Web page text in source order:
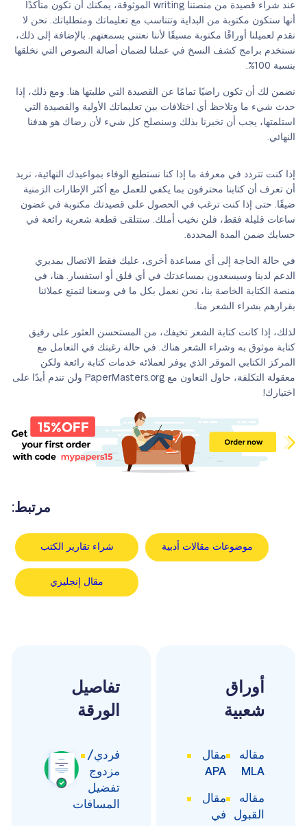
عند شراء قصيدة من منصتنا writing الموثوقة، يمكنك أن تكون متأكدًا
أنها ستكون مكتوبة من البداية وتتناسب مع تعليماتك ومتطلباتك. نحن لا
نقدم لعميلنا أوراقًا مكتوبة مسبقًا لأننا نعتني بسمعتهم. بالإضافة إلى ذلك،
نستخدم برامج كشف النسخ في عملنا لضمان أصالة النصوص التي نخلقها
بنسبة 100%.
نضمن لك أن تكون راضيًا تمامًا عن القصيدة التي طلبتها هنا. ومع ذلك، إذا
حدث شيء ما وتلاحظ أي اختلافات بين تعليماتك الأولية والقصيدة التي
استلمتها، يجب أن تخبرنا بذلك وسنصلح كل شيء لأن رضاك هو هدفنا
النهائي.
إذا كنت تتردد في معرفة ما إذا كنا نستطيع الوفاء بمواعيدك النهائية، نريد
أن تعرف أن كتابنا محترفون بما يكفي للعمل مع أكثر الإطارات الزمنية
ضيقًا. حتى إذا كنت ترغب في الحصول على قصيدتك مكتوبة في غضون
ساعات قليلة فقط، فلن نخيب أملك. ستتلقى قطعة شعرية رائعة في
حسابك ضمن المدة المحددة.
في حالة الحاجة إلى أي مساعدة أخرى، عليك فقط الاتصال بمديري
الدعم لدينا وسيسعدون بمساعدتك في أي قلق أو استفسار. هنا، في
منصة الكتابة الخاصة بنا، نحن نعمل بكل ما في وسعنا لتمتع عملائنا
بقرارهم بشراء الشعر منا.
لذلك، إذا كانت كتابة الشعر تخيفك، من المستحسن العثور على رفيق
كتابة موثوق به وشراء الشعر هناك. في حالة رغبتك في التعامل مع
المركز الكتابي الموقر الذي يوفر لعملائه خدمات كتابة رائعة ولكن
معقولة التكلفة، حاول التعاون مع PaperMasters.org ولن تندم أبدًا على
اختيارك!
مرتبط:
موضوعات مقالات أدبية شراء تقارير الكتب
مقال إنجليزي
أوراق
شعبية
مقاله
MLA
مقال
APA
مقاله
القبول
مقال
في
تفاصيل
الورقة
فردي/
مزدوج
تفضيل
المسافات